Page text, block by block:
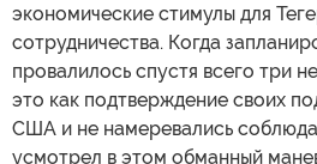
экономические стимулы для
сотрудничества. Когда
провалилось спустя всего три
это как подтверждение своих
США и не намеревались
усмотрел в этом обманный